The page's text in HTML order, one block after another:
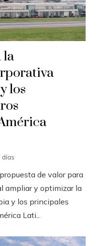
la
los
días
de valor para
ampliar y optimizar la
y los principales
Lati...